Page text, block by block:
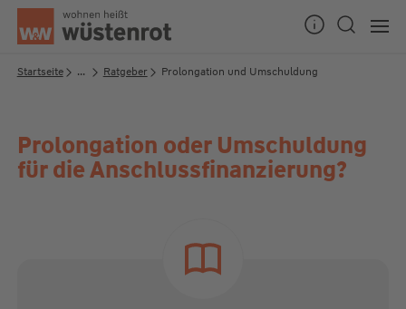
Seitenanfang
Startseite ... Ratgeber Prolongation und Umschuldung
Prolongation oder Umschuldung
für die Anschlussfinanzierung?
Unsere Chatzeiten:
Mo bis Do: 9:00 Uhr - 19:00 Uhr